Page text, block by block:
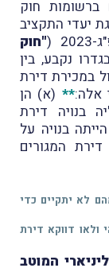
31.5.2023 פורסם ברשומות חוק
יעדי התקציב
"חוק
נקבע, בין
במכירת דירת
אלה:** (א) הן
בנויה דירת
והן ביום 1.6.2023 לא הייתה בנויה על
המגורים
לא יתקיים כדי
ולאו דווקא דירת
המוטב